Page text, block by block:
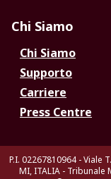
Chi Siamo
Chi Siamo
Supporto
Carriere
Press Centre
P.I. 02267810964 - Viale
MI, ITALIA - Tribunale